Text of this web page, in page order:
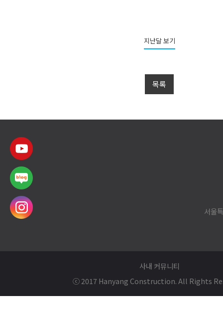
지난달 보기
목록
서울
사내 커뮤니티
ⓒ 2017 Hanyang Construction. All Rights